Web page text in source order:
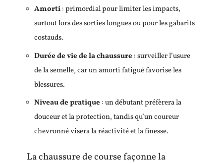
Amorti: primordial pour limiter les impacts,
surtout lors des sorties longues ou pour les gabarits
costauds.
Durée de vie de la chaussure : surveiller l’usure
de la semelle, car un amorti fatigué favorise les
blessures.
Niveau de pratique : un débutant préfèrera la
douceur et la protection, tandis qu’un coureur
chevronné visera la réactivité et la finesse.
La chaussure de course façonne la